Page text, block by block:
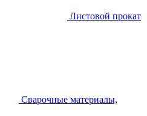
Листовой прокат
Сварочные материалы,